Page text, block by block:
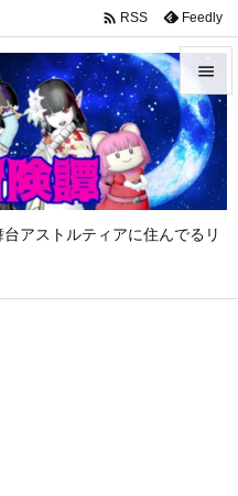
アストルティアに住んでるリ


メニュ

サイド

 RSS Feedly